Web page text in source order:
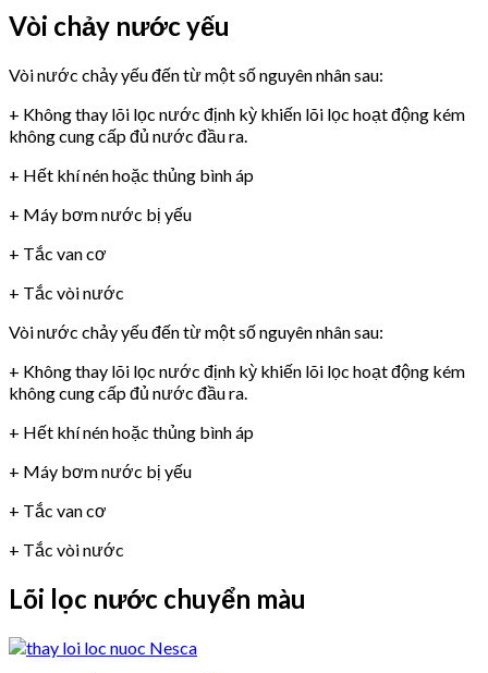
Vòi chảy nước yếu
Vòi nước chảy yếu đến từ một số nguyên nhân sau:
+ Không thay lõi lọc nước định kỳ khiến lõi lọc hoạt động kém
không cung cấp đủ nước đầu ra.
+ Hết khí nén hoặc thủng bình áp
+ Máy bơm nước bị yếu
+ Tắc van cơ
+ Tắc vòi nước
Vòi nước chảy yếu đến từ một số nguyên nhân sau:
+ Không thay lõi lọc nước định kỳ khiến lõi lọc hoạt động kém
không cung cấp đủ nước đầu ra.
+ Hết khí nén hoặc thủng bình áp
+ Máy bơm nước bị yếu
+ Tắc van cơ
+ Tắc vòi nước
Lõi lọc nước chuyển màu